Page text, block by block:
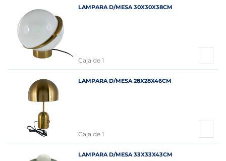
LAMPARA D/MESA 30X30X38CM
Caja de 1
LAMPARA D/MESA 28X28X46CM
Caja de 1
LAMPARA D/MESA 33X33X43CM